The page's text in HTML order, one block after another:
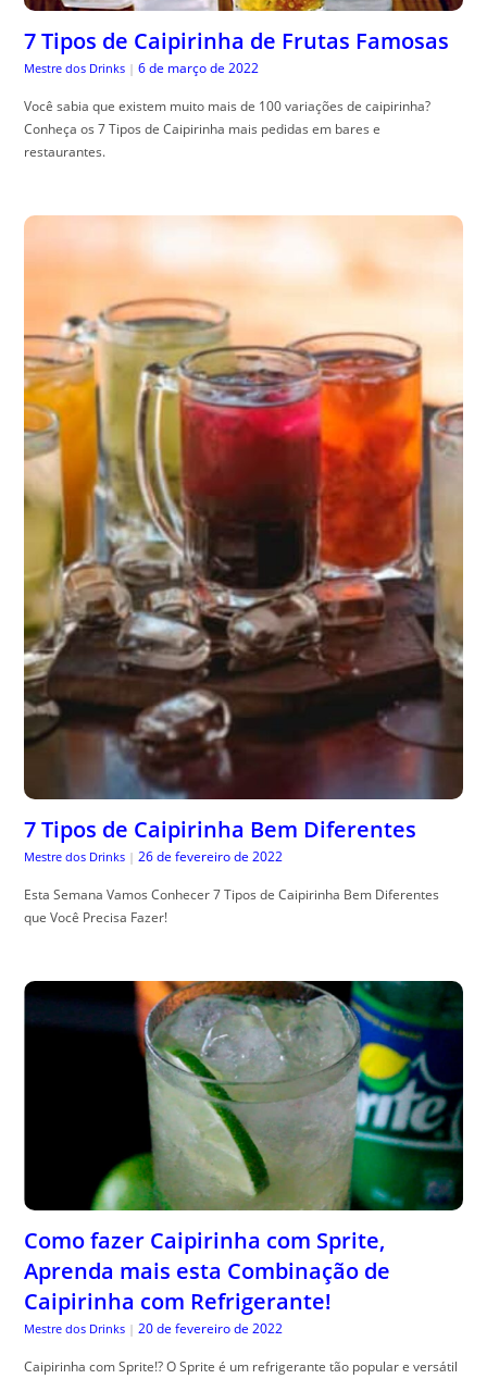
7 Tipos de Caipirinha de Frutas Famosas
Mestre dos Drinks | 6 de março de 2022
Você sabia que existem muito mais de 100 variações de caipirinha?
Conheça os 7 Tipos de Caipirinha mais pedidas em bares e
restaurantes.
7 Tipos de Caipirinha Bem Diferentes
Mestre dos Drinks | 26 de fevereiro de 2022
Esta Semana Vamos Conhecer 7 Tipos de Caipirinha Bem Diferentes
que Você Precisa Fazer!
Como fazer Caipirinha com Sprite,
Aprenda mais esta Combinação de
Caipirinha com Refrigerante!
Mestre dos Drinks | 20 de fevereiro de 2022
Caipirinha com Sprite!? O Sprite é um refrigerante tão popular e versátil